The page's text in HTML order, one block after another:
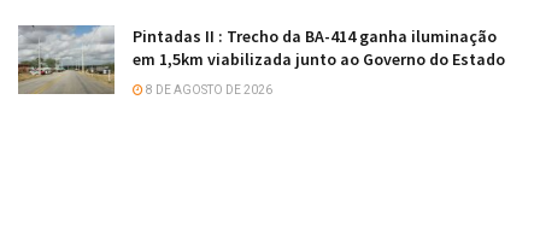
Pintadas II : Trecho da BA-414 ganha iluminação
em 1,5km viabilizada junto ao Governo do Estado
8 DE AGOSTO DE 2026